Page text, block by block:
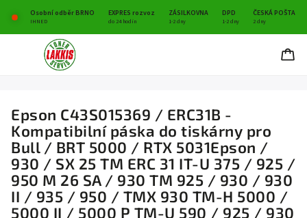
Osobní odběr BRNO EXPRES rozvoz ZÁSILKOVNA DPD ČESKÁ POŠTA
IHNED do 24 hodin 1-2 dny 1-2 dny 2 dny
Epson C43S015369 / ERC31B -
Kompatibilní páska do tiskárny pro
Bull / BRT 5000 / RTX 5031Epson /
930 / SX 25 TM ERC 31 IT-U 375 / 925 /
950 M 26 SA / 930 TM 925 / 930 / 930
II / 935 / 950 / TMX 930 TM-H 5000 /
5000 II / 5000 P TM-U 590 / 925 / 930